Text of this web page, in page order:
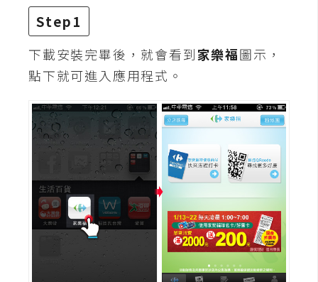
架
設
主
機
網
域
S
E
O
工
Step1
下載安裝完畢後，就會看到家樂福圖示，
點下就可進入應用程式。